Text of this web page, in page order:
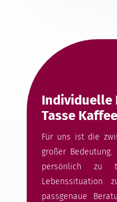
Individuelle
Tasse
Für uns ist die
großer
persönlich zu
Lebenssituation
passgenaue